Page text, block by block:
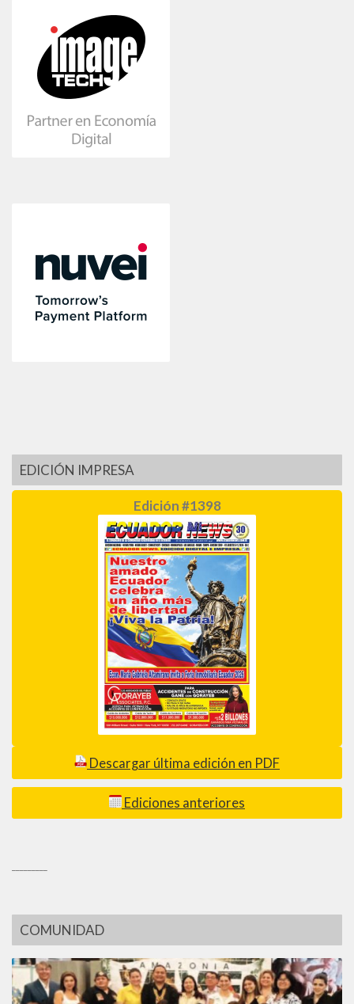
EDICIÓN IMPRESA
Edición #1398
Descargar última edición en PDF
Ediciones anteriores
COMUNIDAD